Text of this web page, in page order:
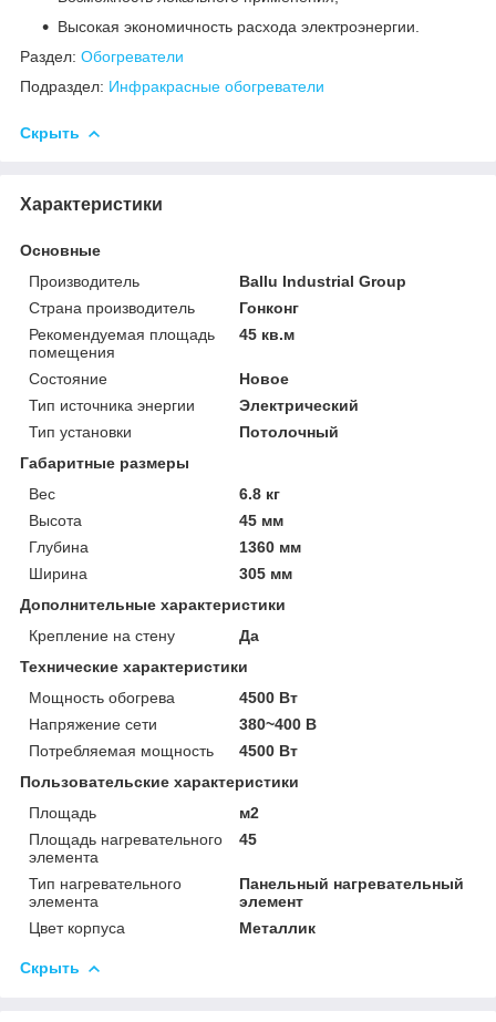
Высокая экономичность расхода электроэнергии.
Раздел: Обогреватели
Подраздел: Инфракрасные обогреватели
Скрыть
Характеристики
Основные
Производитель
Ballu Industrial Group
Страна производитель
Гонконг
Рекомендуемая площадь
помещения
45 кв.м
Состояние
Новое
Тип источника энергии
Электрический
Тип установки
Потолочный
Габаритные размеры
Вес
6.8 кг
Высота
45 мм
Глубина
1360 мм
Ширина
305 мм
Дополнительные характеристики
Крепление на стену
Да
Технические характеристики
Мощность обогрева
4500 Вт
Напряжение сети
380~400 В
Потребляемая мощность
4500 Вт
Пользовательские характеристики
Площадь
м2
Площадь нагревательного
элемента
45
Тип нагревательного
элемента
Панельный нагревательный
элемент
Цвет корпуса
Металлик
Скрыть